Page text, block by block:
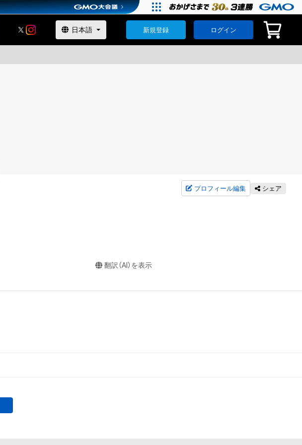
新規登録 ログイン
プロフィール編集 シェア
翻訳（AI）を表示